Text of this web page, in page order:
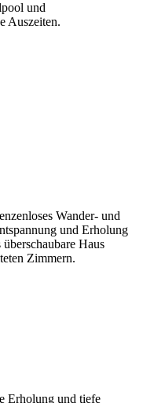
und
Auszeiten.
Wander- und
und Erholung
Haus
Zimmern.
Erholung und tiefe